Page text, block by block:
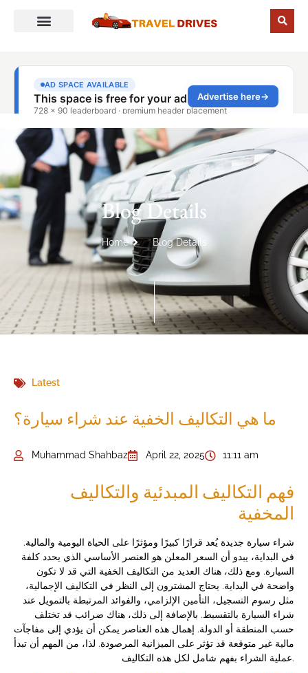
Blog Details
Home Blog Details
Latest
ما هي التكاليف الخفية عند شراء سيارة؟
Muhammad Shahbaz April 22, 2025 11:11 am
فهم التكاليف المبدئية والتكاليف
المخفية
شراء سيارة جديدة يُعد قرارًا كبيرًا ومؤثرًا على الحياة اليومية والمالية.
في البداية، يبدو أن السعر المعلن هو العنصر الأساسي الذي يحدد كلفة
السيارة. ومع ذلك، هناك العديد من التكاليف الخفية التي قد لا تكون
واضحة في البداية. يحتاج المشترون إلى النظر في التكاليف الإجمالية،
مثل رسوم التسجيل، التأمين الإلزامي، والفوائد المرتبطة بالتمويل عند
شراء السيارة بالتقسيط. بالإضافة إلى ذلك، هناك ضرائب قد تختلف
حسب المنطقة أو الدولة. إهمال هذه العناصر يمكن أن يؤدي إلى مفاجآت
مالية غير متوقعة قد تؤثر على الميزانية المرصودة. لذا، من المهم أن تبدأ
عملية الشراء بفهم شامل لكل هذه التكاليف.